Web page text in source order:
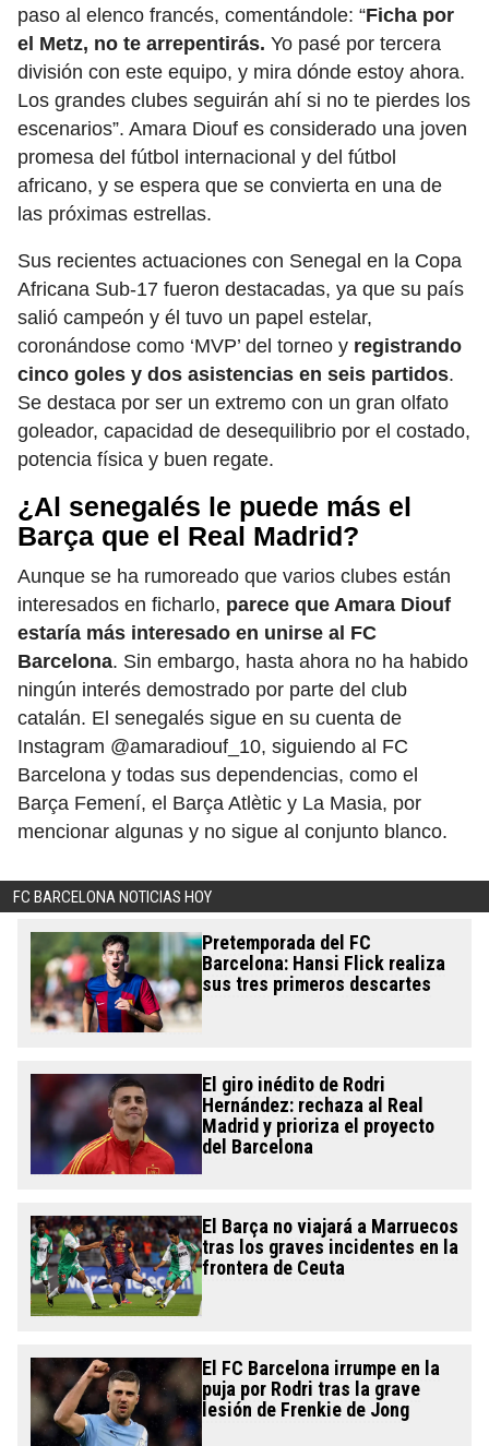
paso al elenco francés, comentándole: “Ficha por
el Metz, no te arrepentirás. Yo pasé por tercera
división con este equipo, y mira dónde estoy ahora.
Los grandes clubes seguirán ahí si no te pierdes los
escenarios”. Amara Diouf es considerado una joven
promesa del fútbol internacional y del fútbol
africano, y se espera que se convierta en una de
las próximas estrellas.
Sus recientes actuaciones con Senegal en la Copa
Africana Sub-17 fueron destacadas, ya que su país
salió campeón y él tuvo un papel estelar,
coronándose como ‘MVP’ del torneo y registrando
cinco goles y dos asistencias en seis partidos.
Se destaca por ser un extremo con un gran olfato
goleador, capacidad de desequilibrio por el costado,
potencia física y buen regate.
¿Al senegalés le puede más el
Barça que el Real Madrid?
Aunque se ha rumoreado que varios clubes están
interesados en ficharlo, parece que Amara Diouf
estaría más interesado en unirse al FC
Barcelona. Sin embargo, hasta ahora no ha habido
ningún interés demostrado por parte del club
catalán. El senegalés sigue en su cuenta de
Instagram @amaradiouf_10, siguiendo al FC
Barcelona y todas sus dependencias, como el
Barça Femení, el Barça Atlètic y La Masia, por
mencionar algunas y no sigue al conjunto blanco.
FC BARCELONA NOTICIAS HOY
Pretemporada del FC
Barcelona: Hansi Flick realiza
sus tres primeros descartes
El giro inédito de Rodri
Hernández: rechaza al Real
Madrid y prioriza el proyecto
del Barcelona
El Barça no viajará a Marruecos
tras los graves incidentes en la
frontera de Ceuta
El FC Barcelona irrumpe en la
puja por Rodri tras la grave
lesión de Frenkie de Jong